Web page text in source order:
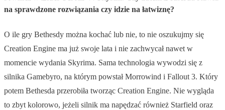
na sprawdzone rozwiązania czy idzie na łatwiznę?
O ile gry Bethesdy można kochać lub nie, to nie oszukujmy się
Creation Engine ma już swoje lata i nie zachwycał nawet w
momencie wydania Skyrima. Sama technologia wywodzi się z
silnika Gamebyro, na którym powstał Morrowind i Fallout 3. Który
potem Bethesda przerobiła tworząc Creation Engine. Nie wygląda
to zbyt kolorowo, jeżeli silnik ma napędzać również Starfield oraz